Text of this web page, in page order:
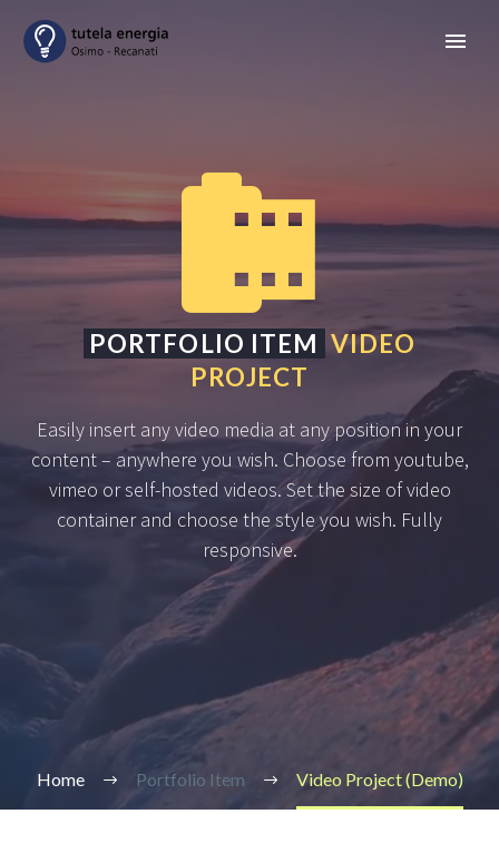


PORTFOLIO ITEM VIDEO
PROJECT
Easily insert any video media at any position in your
content – anywhere you wish. Choose from youtube,
vimeo or self-hosted videos. Set the size of video
container and choose the style you wish. Fully
responsive.
Home Portfolio Item Video Project (Demo)